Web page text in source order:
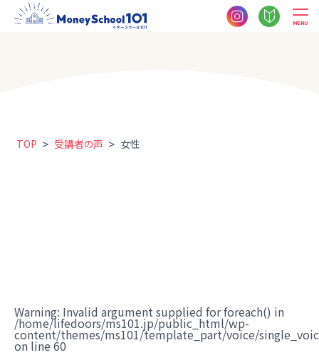
MENU
TOP > 受講者の声 > 女性
Warning: Invalid argument supplied for foreach() in
/home/lifedoors/ms101.jp/public_html/wp-
content/themes/ms101/template_part/voice/
on line 60